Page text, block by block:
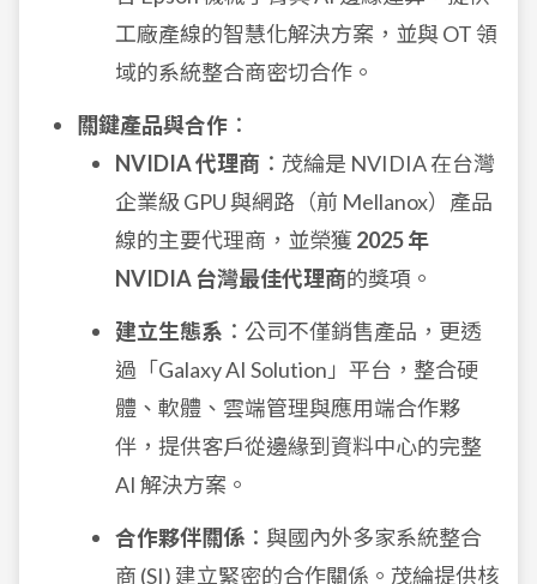
工廠產線的智慧化解決方案，並與 OT 領
域的系統整合商密切合作。
關鍵產品與合作 ：
NVIDIA 代理商 ：茂綸是 NVIDIA 在台灣
企業級 GPU 與網路（前 Mellanox）產品
線的主要代理商，並榮獲2025 年
NVIDIA 台灣最佳代理商的獎項。
建立生態系 ：公司不僅銷售產品，更透
過「Galaxy AI Solution」平台，整合硬
體、軟體、雲端管理與應用端合作夥
伴，提供客戶從邊緣到資料中心的完整
AI 解決方案。
合作夥伴關係 ：與國內外多家系統整合
商 (SI) 建立緊密的合作關係。茂綸提供核